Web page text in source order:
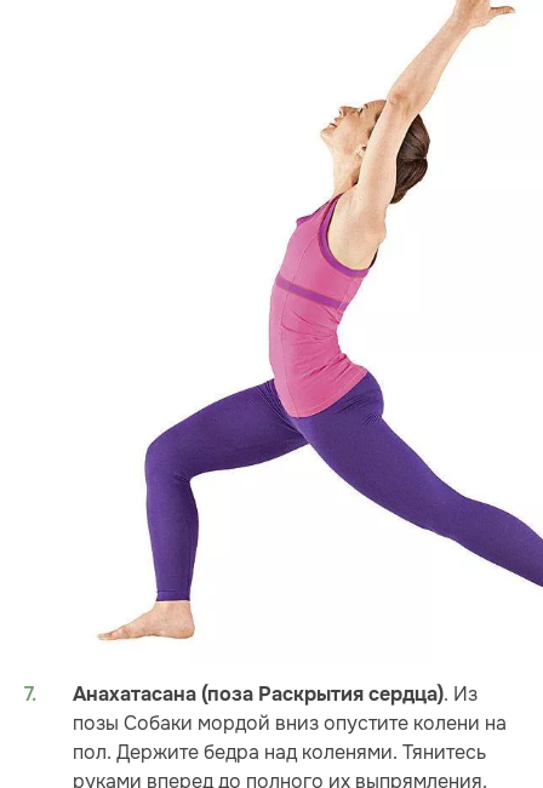
Анахатасана (поза Раскрытия сердца). Из
позы Собаки мордой вниз опустите колени на
пол. Держите бедра над коленями. Тянитесь
руками вперед до полного их выпрямления.